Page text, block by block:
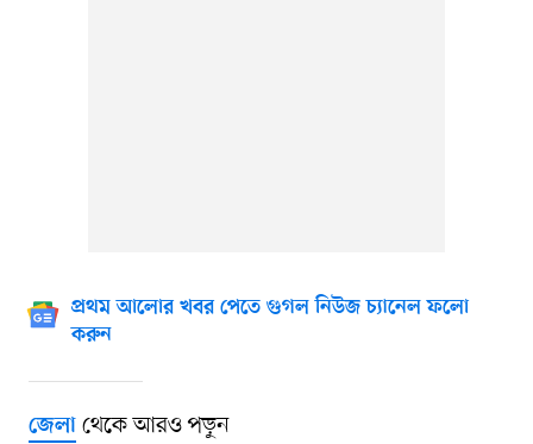
প্রথম আলোর খবর পেতে গুগল নিউজ চ্যানেল ফলো
করুন
জেলাথেকে আরও পড়ুন